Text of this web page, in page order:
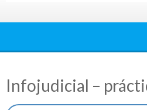
Infojudicial –